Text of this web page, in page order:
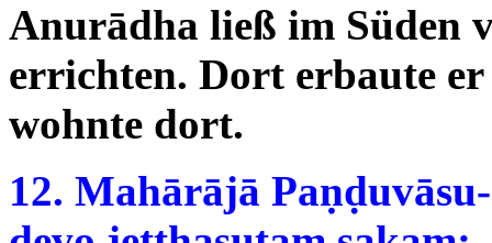
Anurādha ließ im Süden
errichten. Dort erbaute
wohnte dort.
12. Mahārājā Paṇḍuvāsu-